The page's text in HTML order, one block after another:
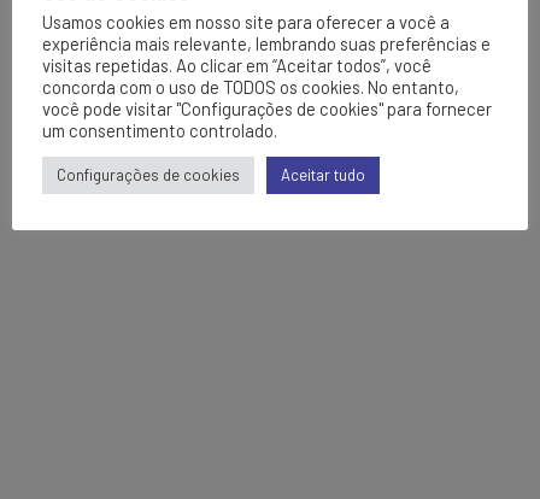
Usamos cookies em nosso site para oferecer a você a
experiência mais relevante, lembrando suas preferências e
visitas repetidas. Ao clicar em “Aceitar todos”, você
concorda com o uso de TODOS os cookies. No entanto,
você pode visitar "Configurações de cookies" para fornecer
um consentimento controlado.
Configurações de cookies Aceitar tudo